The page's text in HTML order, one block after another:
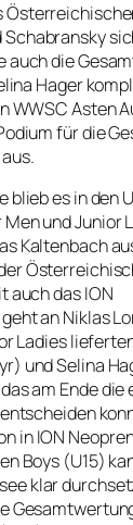
Schabransky
auch die
Hager
WWSC Asten
für die
es in den
und Junior
Kaltenbach
auch das ION
an Niklas
Ladies
und Selina
am Ende
in ION
Boys (U15)
klar